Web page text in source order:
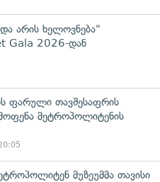
არის ხელოვნება"
Gala 2026-დან
ფარული თავშესაფრის
მეტროპოლიტენის
მუზეუმმა თავისი